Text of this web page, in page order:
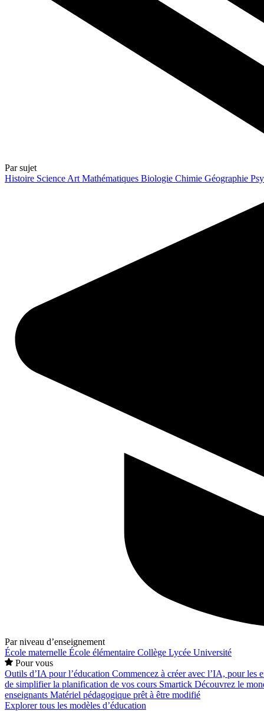
Par sujet
Histoire Science Art Mathématiques Biologie Chimie Géographie
Par niveau d’enseignement
École maternelle École élémentaire Collège Lycée Université
Pour vous
Outils d’IA pour l’éducation Commencez à créer avec l’IA, pour les
de simplifier la planification de vos cours Smartick Découvrez le
enseignants Matériel pédagogique prêt à être modifié
Explorer tous les modèles d’éducation